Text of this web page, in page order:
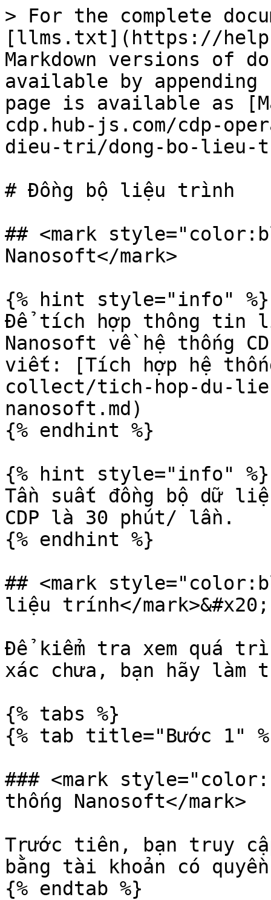
> For the complete
[llms.txt](https://
Markdown versions of
available by
page is available as
cdp.hub-js.com/cdp-
dieu-tri/dong-bo-lieu-
# Đồng bộ liệu trình
## <mark
Nanosoft</mark>
{% hint style="info" %}
Để tích hợp thông tin
Nanosoft về hệ thống
viết: [Tích hợp hệ
collect/tich-hop-du-
nanosoft.md)
{% endhint %}
{% hint style="info" %}
Tần suất đồng bộ dữ
CDP là 30 phút/ lần.
{% endhint %}
## <mark
liệu trính</mark>&#x20;
Để kiểm tra xem quá
xác chưa, bạn hãy làm
{% tabs %}
{% tab title="Bước 1"
### <mark
thống Nanosoft</mark>
Trước tiên, bạn truy
bằng tài khoản có
{% endtab %}